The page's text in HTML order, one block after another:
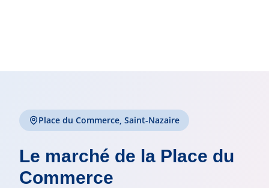
Place du Commerce, Saint-Nazaire
Le marché de la Place du
Commerce